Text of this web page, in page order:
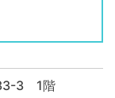
3 1階